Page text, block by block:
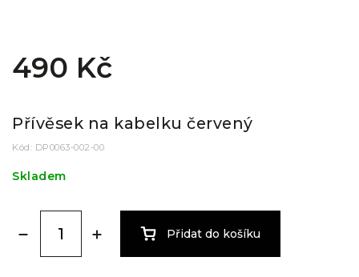
490 Kč
Přívěsek na kabelku červený
Kód: DP0063-002-00
Skladem
Přidat do košíku